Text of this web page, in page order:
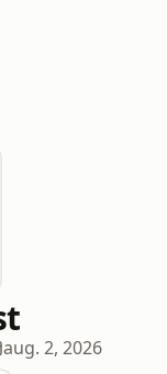
aug. 2, 2026